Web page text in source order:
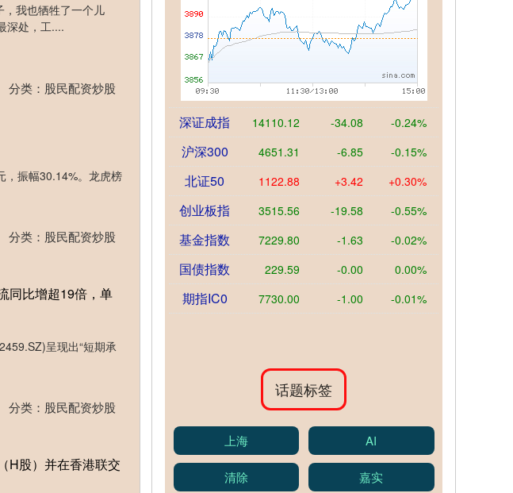
我也牺牲了一个儿
深处，工....
分类： 股民配资炒股
，振幅30.14%。龙虎榜
分类： 股民配资炒股
同比增超19倍，单
呈现出“短期承
分类： 股民配资炒股
H股）并在香港联交
深证成指 14110.12 -34.08 -0.24%
沪深300 4651.31 -6.85 -0.15%
北证50 1122.88 +3.42 +0.30%
创业板指 3515.56 -19.58 -0.55%
基金指数 7229.80 -1.63 -0.02%
国债指数 229.59 -0.00 0.00%
期指IC0 7730.00 -1.00 -0.01%
话题标签
上海 AI
清除 嘉实